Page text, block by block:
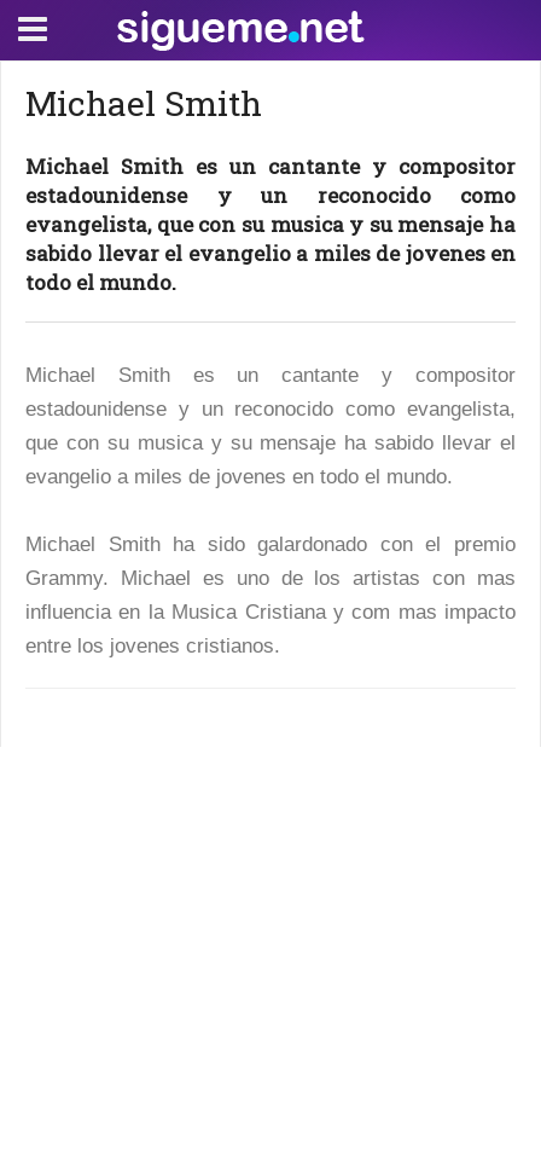
Michael Smith
Michael Smith es un cantante y compositor
estadounidense y un reconocido como
evangelista, que con su musica y su mensaje ha
sabido llevar el evangelio a miles de jovenes en
todo el mundo.
Michael Smith es un cantante y compositor
estadounidense y un reconocido como evangelista,
que con su musica y su mensaje ha sabido llevar el
evangelio a miles de jovenes en todo el mundo.
Michael Smith ha sido galardonado con el premio
Grammy. Michael es uno de los artistas con mas
influencia en la Musica Cristiana y com mas impacto
entre los jovenes cristianos.